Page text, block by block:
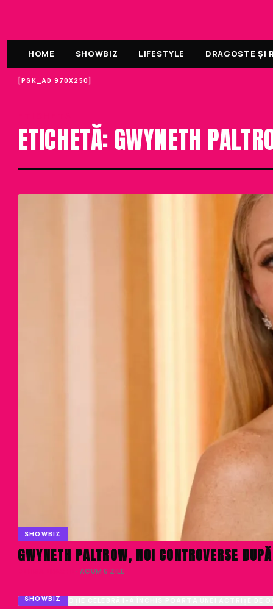
HOME SHOWBIZ LIFESTYLE DRAGOSTE ȘI
[PSK_AD 970X250]
ETICHETĂ: GWYNETH
SHOWBIZ
GWYNETH PALTROW, NOI CONTROVERSE
· ACUM 6 ZILE
SHOWBIZ